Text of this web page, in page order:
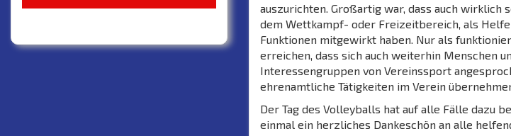
auszurichten. Großartig war, dass auch wirklich
dem Wettkampf- oder Freizeitbereich, als
Funktionen mitgewirkt haben. Nur als
erreichen, dass sich auch weiterhin Menschen
Interessengruppen von Vereinssport
ehrenamtliche Tätigkeiten im Verein
Der Tag des Volleyballs hat auf alle Fälle dazu
einmal ein herzliches Dankeschön an alle